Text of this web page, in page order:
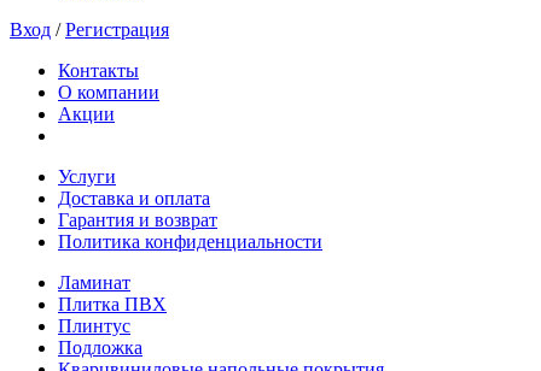
Вход /Регистрация
Контакты
О компании
Акции
Услуги
Доставка и оплата
Гарантия и возврат
Политика конфиденциальности
Ламинат
Плитка ПВХ
Плинтус
Подложка